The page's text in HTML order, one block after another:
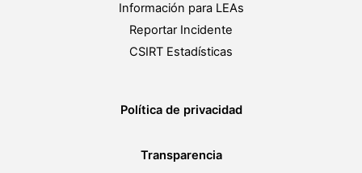
Información para LEAs
Reportar Incidente
CSIRT Estadísticas
Política de privacidad
Transparencia